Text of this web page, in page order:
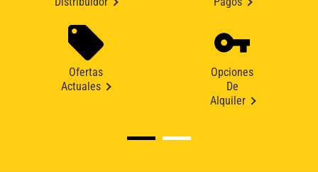
Ofertas
Actuales
Opciones
De
Alquiler